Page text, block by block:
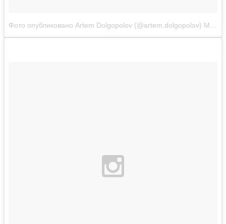
Фото опубликовано Artem Dolgopolov (@artem.dolgopolov) Май 17 2015 в 3:06 PDT